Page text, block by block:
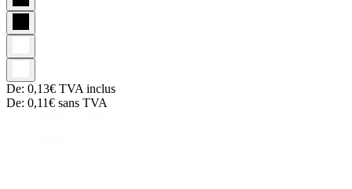
De: 0,13€ TVA inclus
De: 0,11€ sans TVA